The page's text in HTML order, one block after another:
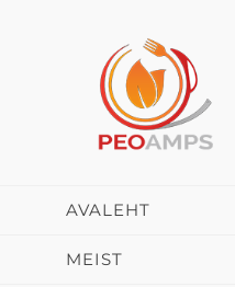
AVALEHT
MEIST